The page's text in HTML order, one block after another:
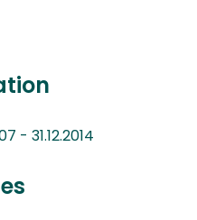
- 31.12.2014